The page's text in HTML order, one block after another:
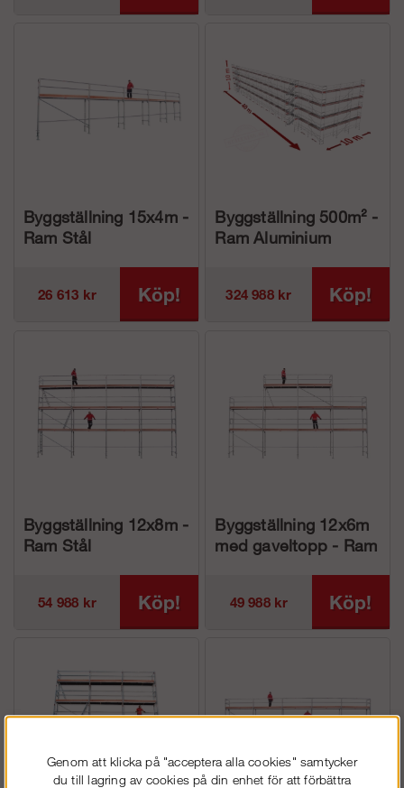
Byggställning 15x4m -
Ram Stål
26 613 kr Köp!
Byggställning 500m² -
Ram Aluminium
324 988 kr Köp!
Byggställning 12x8m -
Ram Stål
54 988 kr Köp!
Byggställning 12x6m
med gaveltopp - Ram
49 988 kr Köp!
Genom att klicka på "acceptera alla cookies" samtycker
du till lagring av cookies på din enhet för att förbättra